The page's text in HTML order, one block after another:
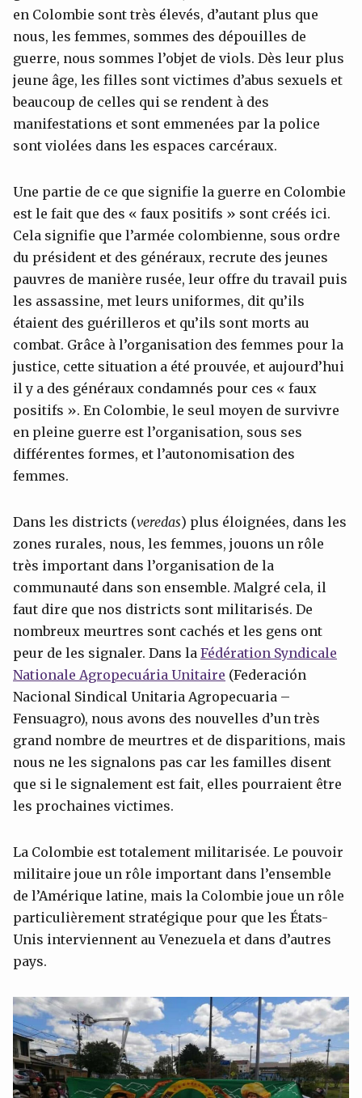
en Colombie sont très élevés, d’autant plus que
nous, les femmes, sommes des dépouilles de
guerre, nous sommes l’objet de viols. Dès leur plus
jeune âge, les filles sont victimes d’abus sexuels et
beaucoup de celles qui se rendent à des
manifestations et sont emmenées par la police
sont violées dans les espaces carcéraux.
Une partie de ce que signifie la guerre en Colombie
est le fait que des « faux positifs » sont créés ici.
Cela signifie que l’armée colombienne, sous ordre
du président et des généraux, recrute des jeunes
pauvres de manière rusée, leur offre du travail puis
les assassine, met leurs uniformes, dit qu’ils
étaient des guérilleros et qu’ils sont morts au
combat. Grâce à l’organisation des femmes pour la
justice, cette situation a été prouvée, et aujourd’hui
il y a des généraux condamnés pour ces « faux
positifs ». En Colombie, le seul moyen de survivre
en pleine guerre est l’organisation, sous ses
différentes formes, et l’autonomisation des
femmes.
Dans les districts (veredas) plus éloignées, dans les
zones rurales, nous, les femmes, jouons un rôle
très important dans l’organisation de la
communauté dans son ensemble. Malgré cela, il
faut dire que nos districts sont militarisés. De
nombreux meurtres sont cachés et les gens ont
peur de les signaler. Dans la Fédération Syndicale
Nationale Agropecuária Unitaire (Federación
Nacional Sindical Unitaria Agropecuaria –
Fensuagro), nous avons des nouvelles d’un très
grand nombre de meurtres et de disparitions, mais
nous ne les signalons pas car les familles disent
que si le signalement est fait, elles pourraient être
les prochaines victimes.
La Colombie est totalement militarisée. Le pouvoir
militaire joue un rôle important dans l’ensemble
de l’Amérique latine, mais la Colombie joue un rôle
particulièrement stratégique pour que les États-
Unis interviennent au Venezuela et dans d’autres
pays.